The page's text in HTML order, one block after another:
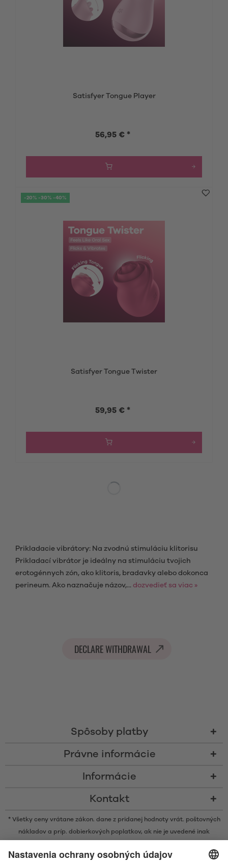
Satisfyer Tongue Player
56,95 € *
-20% -30% -40%
Satisfyer Tongue Twister
59,95 € *
Prikladacie vibrátory: Na zvodnú stimuláciu klitorisu
Prikladací vibrátor je ideálny na stimuláciu tvojich
erotogénnych zón, ako klitoris, bradavky alebo dokonca
perineum. Ako naznačuje názov,... dozvedieť sa viac »
DECLARE WITHDRAWAL
Spôsoby platby
Právne informácie
Informácie
Kontakt
* Všetky ceny vrátane zákon. dane z pridanej hodnoty vrát. poštovných
nákladov a príp. dobierkových poplatkov, ak nie je uvedené inak
spoločnosť Bluetooth SIG, Inc. a akékoľvek používanie takýchto značiek